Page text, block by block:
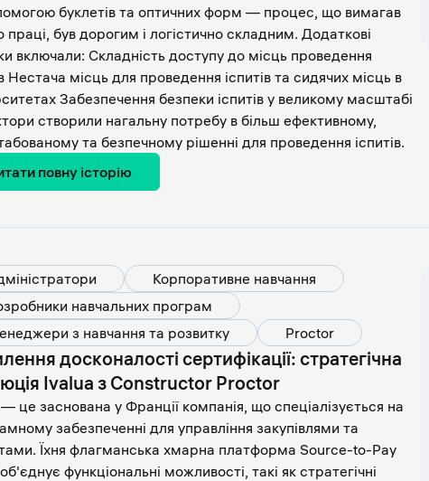
буклетів та оптичних форм — процес, що вимагав
праці, був дорогим і логістично складним. Додаткові
включали: Складність доступу до місць проведення
Нестача місць для проведення іспитів та сидячих місць в
Забезпечення безпеки іспитів у великому масштабі
створили нагальну потребу в більш ефективному,
та безпечному рішенні для проведення іспитів.
повну історію
Корпоративне навчання
навчальних програм
з навчання та розвитку
Proctor
досконалості сертифікації: стратегічна
Ivalua з Constructor Proctor
це заснована у Франції компанія, що спеціалізується на
забезпеченні для управління закупівлями та
Їхня флагманська хмарна платформа Source-to-Pay
функціональні можливості, такі як стратегічні